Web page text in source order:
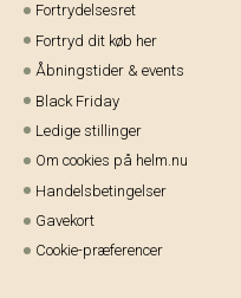
Fortrydelsesret
Fortryd dit køb her
Åbningstider & events
Black Friday
Ledige stillinger
Om cookies på helm.nu
Handelsbetingelser
Gavekort
Cookie-præferencer